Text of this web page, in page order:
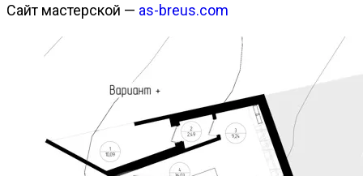
Сайт мастерской — as-breus.com